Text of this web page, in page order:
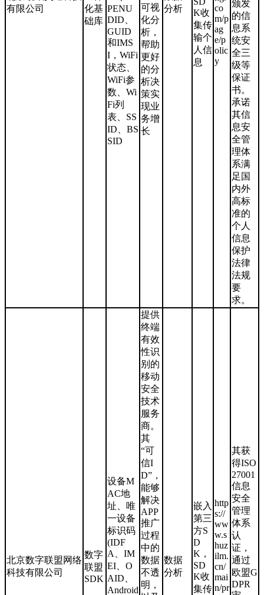
有限公司
化基
础库
PENU
DID、
GUID
和IMS
I，WiFi
状态、
WiFi参
数、Wi
Fi列
表、SS
ID、BS
SID
可视
化分
析，
帮助
更好
的分
析决
策实
现业
务增
长
分析
K收
集传
输个
人信
息
co
m/p
ag
e/p
olic
y
颁发
的信
息系
统安
全三
级等
保证
书。
承诺
其信
息安
全管
理体
系满
足国
内外
高标
准的
个人
信息
保护
法律
法规
要
求。
北京数字联盟网络
科技有限公司
数字
联盟
SDK
设备M
AC地
址、唯
一设备
标识码
(IDF
A、IM
EI、O
AID、
Android
提供
终端
有效
性识
别的
移动
安全
技术
服务
商。
其
“可
信I
D”，
能够
解决
APP
推广
过程
中的
数据
不透
明，
数据
分析
嵌入
第三
方S
D
K，
SD
K收
集传
http
s://
ww
w.s
huz
ilm.
cn/
mai
n/pr
其获
得ISO
27001
信息
安全
管理
体系
认
证，
通过
欧盟G
DPR